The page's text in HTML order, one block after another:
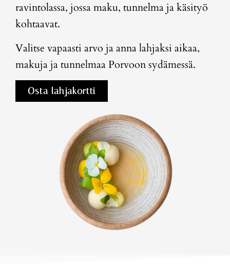
ravintolassa, jossa maku, tunnelma ja käsityö
kohtaavat.
Valitse vapaasti arvo ja anna lahjaksi aikaa,
makuja ja tunnelmaa Porvoon sydämessä.
Osta lahjakortti